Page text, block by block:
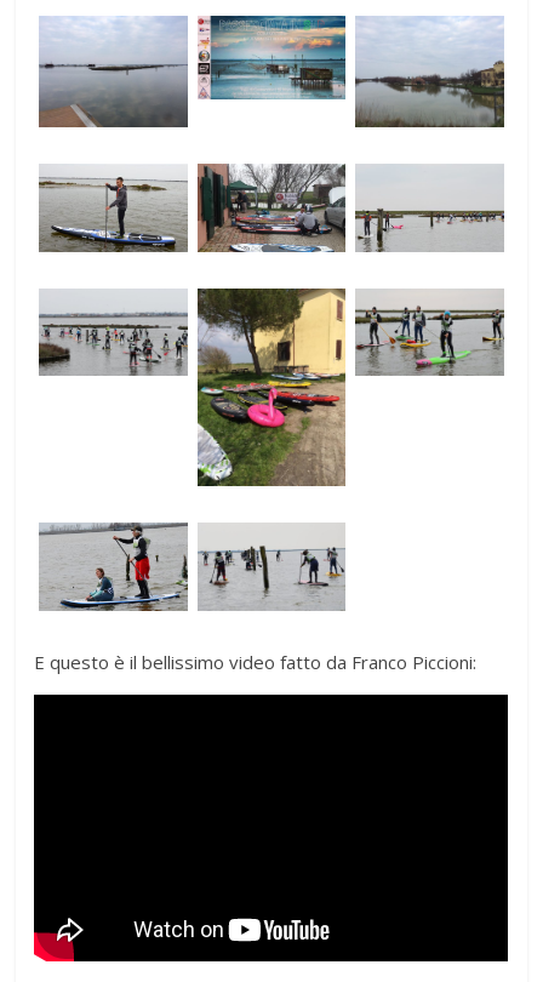
E questo è il bellissimo video fatto da Franco Piccioni: